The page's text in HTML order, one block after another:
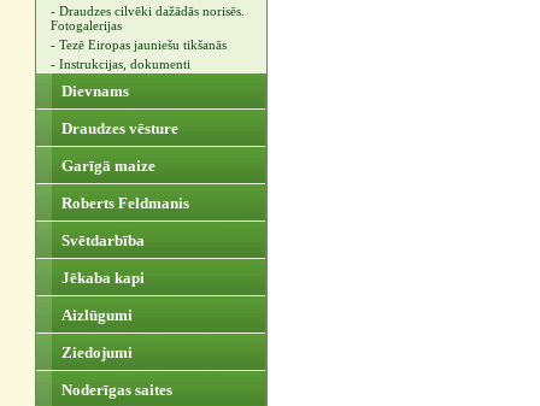
- Draudzes cilvēki dažādās norisēs.
Fotogalerijas
- Tezē Eiropas jauniešu tikšanās
- Instrukcijas, dokumenti
Dievnams
Draudzes vēsture
Garīgā maize
Roberts Feldmanis
Svētdarbība
Jēkaba kapi
Aizlūgumi
Ziedojumi
Noderīgas saites